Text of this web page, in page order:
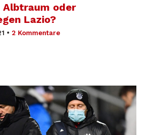
Albtraum oder
Lazio?
• 2 Kommentare